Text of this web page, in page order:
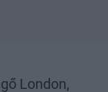
London,